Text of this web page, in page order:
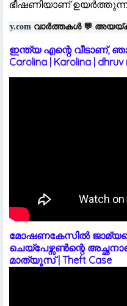
ഭീഷണിയാണ്
💬അയയ്ക്കാൻ | ☎:
ഇന്ത്യ എന്റെ വീടാണ്,
Carolina | Karolina | dhruv
മോഷണകേസിൽ
ചെയ്പേഴ്സൺന്റെ
മാത്യൂസ് | Theft Case